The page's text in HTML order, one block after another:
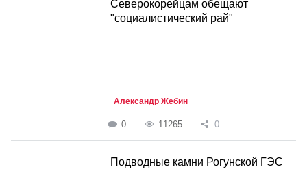
Северокорейцам обещают
"социалистический рай"
Александр Жебин
0 11265 0
Подводные камни Рогунской ГЭС